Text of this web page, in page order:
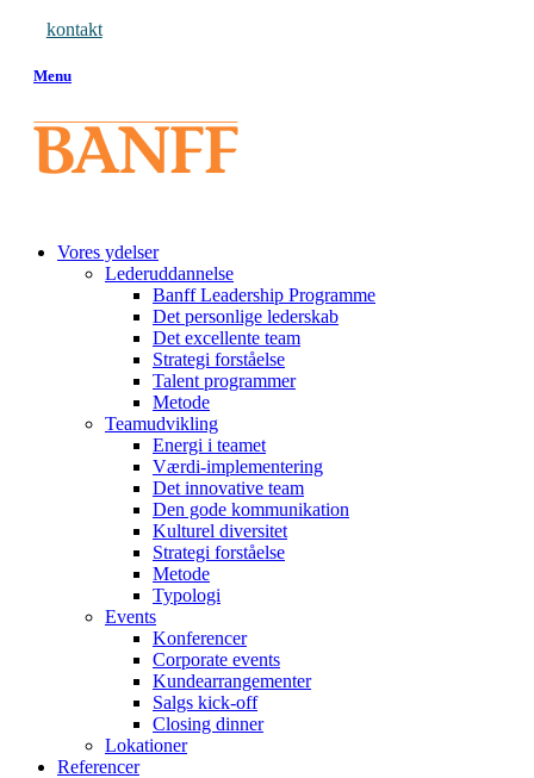
kontakt
Menu
Vores ydelser
Lederuddannelse
Banff Leadership Programme
Det personlige lederskab
Det excellente team
Strategi forståelse
Talent programmer
Metode
Teamudvikling
Energi i teamet
Værdi-implementering
Det innovative team
Den gode kommunikation
Kulturel diversitet
Strategi forståelse
Metode
Typologi
Events
Konferencer
Corporate events
Kundearrangementer
Salgs kick-off
Closing dinner
Lokationer
Referencer